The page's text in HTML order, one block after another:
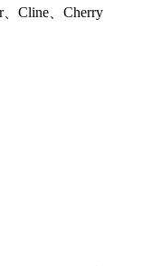
Cline、Cherry